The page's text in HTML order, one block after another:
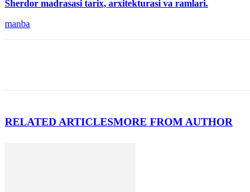
Sherdor madrasasi tarix, arxitekturasi va ramlari.
manba
RELATED ARTICLESMORE FROM AUTHOR